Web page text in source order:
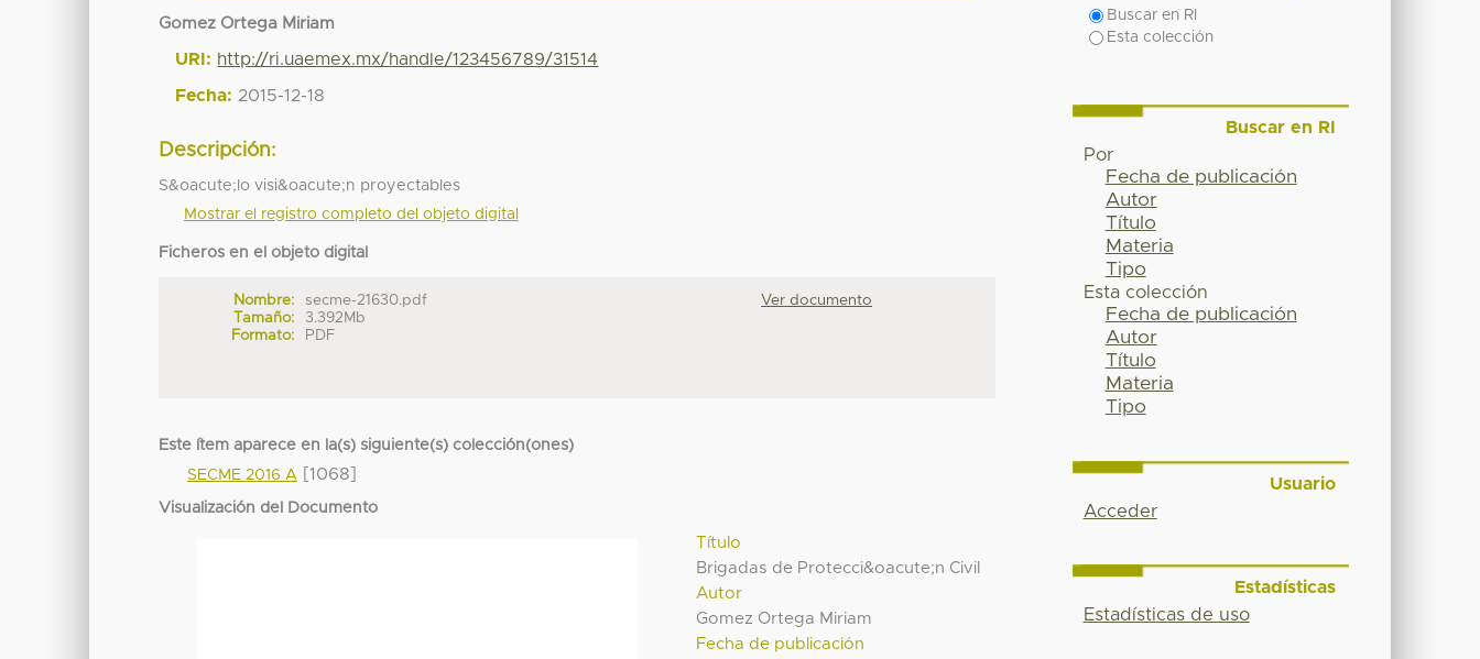
Gomez Ortega Miriam
URI: http://ri.uaemex.mx/handle/123456789/31514
Fecha: 2015-12-18
Descripción:
S&oacute;lo visi&oacute;n proyectables
Mostrar el registro completo del objeto digital
Ficheros en el objeto digital
Nombre:
secme-21630.pdf
Tamaño:
3.392Mb
Formato:
PDF
Ver documento
Este ítem aparece en la(s) siguiente(s) colección(ones)
SECME 2016 A [1068]
Visualización del Documento
Título
Brigadas de Protecci&oacute;n Civil
Autor
Gomez Ortega Miriam
Fecha de publicación
Buscar en RI
Esta colección
Buscar en RI
Por
Fecha de publicación
Autor
Título
Materia
Tipo
Esta colección
Fecha de publicación
Autor
Título
Materia
Tipo
Usuario
Acceder
Estadísticas
Estadísticas de uso